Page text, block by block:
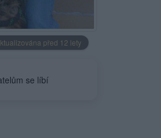
před 12 lety
se líbí